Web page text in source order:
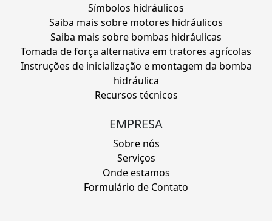
Símbolos hidráulicos
Saiba mais sobre motores hidráulicos
Saiba mais sobre bombas hidráulicas
Tomada de força alternativa em tratores agrícolas
Instruções de inicialização e montagem da bomba
hidráulica
Recursos técnicos
EMPRESA
Sobre nós
Serviços
Onde estamos
Formulário de Contato